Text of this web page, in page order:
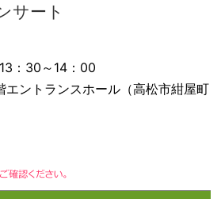
サート
：30～14：00
エントランスホール（高松市紺屋町